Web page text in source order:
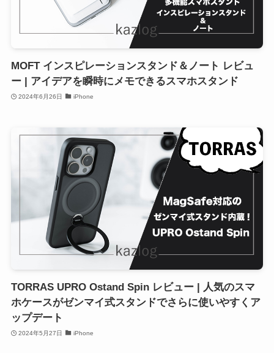
MOFT インスピレーションスタンド＆ノート レビュ
ー | アイデアを瞬時にメモできるスマホスタンド
2024年6月26日 iPhone
TORRAS UPRO Ostand Spin レビュー | 人気のスマ
ホケースがゼンマイ式スタンドでさらに使いやすくア
ップデート
2024年5月27日 iPhone